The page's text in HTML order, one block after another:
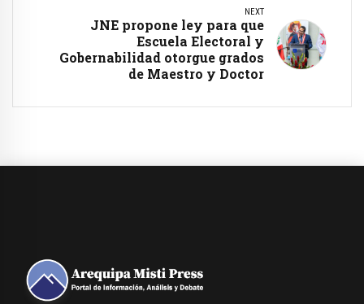
NEXT
JNE propone ley para que
Escuela Electoral y
Gobernabilidad otorgue grados
de Maestro y Doctor